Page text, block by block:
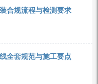
合规流程与检测要求
全套规范与施工要点